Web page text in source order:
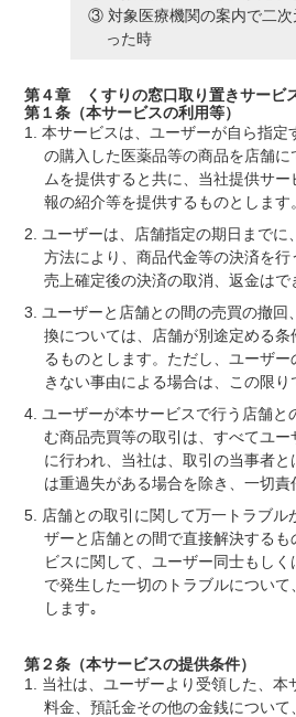
対象医療機関の案内で二次
った時
第４章 くすりの窓口取り置きサービ
第１条（本サービスの利用等）
本サービスは、ユーザーが自ら指定
の購入した医薬品等の商品を店舗
ムを提供すると共に、当社提供サ
報の紹介等を提供するものとします。
ユーザーは、店舗指定の期日までに
方法により、商品代金等の決済を行
売上確定後の決済の取消、返金はで
ユーザーと店舗との間の売買の撤回
換については、店舗が別途定める
るものとします。ただし、ユーザ
きない事由による場合は、この限り
ユーザーが本サービスで行う店舗と
む商品売買等の取引は、すべてユ
に行われ、当社は、取引の当事者と
は重過失がある場合を除き、一切責
店舗との取引に関して万一トラブル
ザーと店舗との間で直接解決する
ビスに関して、ユーザー同士もし
で発生した一切のトラブルについて
します｡
第２条（本サービスの提供条件）
当社は、ユーザーより受領した、本
料金、預託金その他の金銭につい